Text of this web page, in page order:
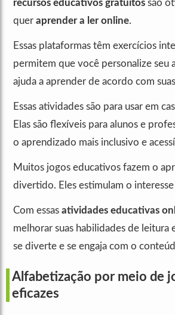
recursos educativos gratuitos são
quer aprender a ler online.
Essas plataformas têm exercícios
permitem que você personalize seu
ajuda a aprender de acordo com
Essas atividades são para usar em
Elas são flexíveis para alunos e
o aprendizado mais inclusivo e
Muitos jogos educativos fazem o
divertido. Eles estimulam o
Com essas atividades educativas
melhorar suas habilidades de leitura
se diverte e se engaja com o
Alfabetização por meio de
eficazes